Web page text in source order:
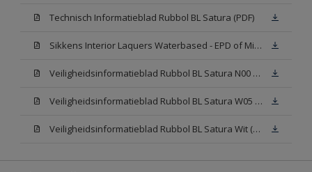
Technisch Informatieblad Rubbol BL Satura (PDF)
Sikkens Interior Laquers Waterbased - EPD of Milieuproductverklaring
Veiligheidsinformatieblad Rubbol BL Satura N00 (MSDS)
Veiligheidsinformatieblad Rubbol BL Satura W05 (MSDS)
Veiligheidsinformatieblad Rubbol BL Satura Wit (MSDS)